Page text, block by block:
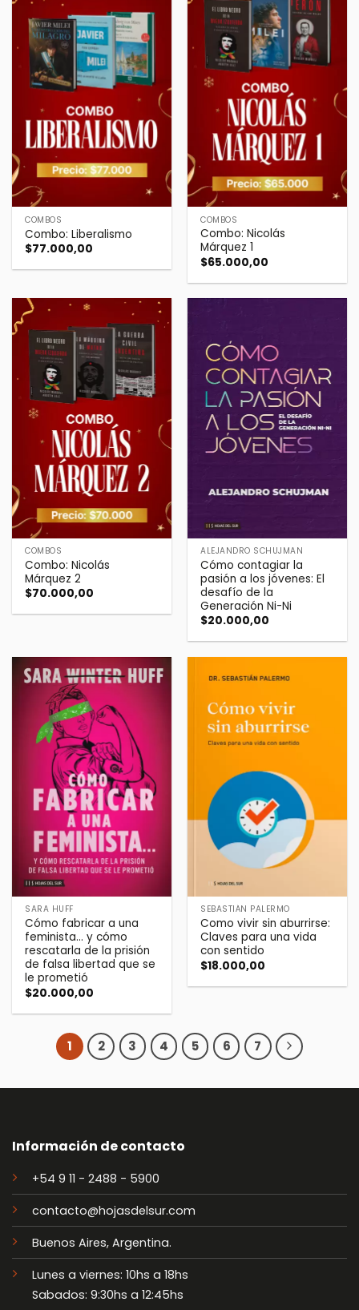
COMBOS
Combo: Liberalismo
$77.000,00
COMBOS
Combo: Nicolás
Márquez 1
$65.000,00
COMBOS
Combo: Nicolás
Márquez 2
$70.000,00
ALEJANDRO SCHUJMAN
Cómo contagiar la
pasión a los jóvenes: El
desafío de la
Generación Ni-Ni
$20.000,00
SARA HUFF
Cómo fabricar a una
feminista… y cómo
rescatarla de la prisión
de falsa libertad que se
le prometió
$20.000,00
SEBASTIÁN PALERMO
Como vivir sin aburrirse:
Claves para una vida
con sentido
$18.000,00
1 2 3 4 5 6 7
Información de contacto
+54 9 11 - 2488 - 5900
contacto@hojasdelsur.com
Buenos Aires, Argentina.
Lunes a viernes: 10hs a 18hs
Sabados: 9:30hs a 12:45hs